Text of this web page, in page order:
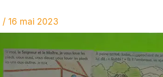
/ 16 mai 2023